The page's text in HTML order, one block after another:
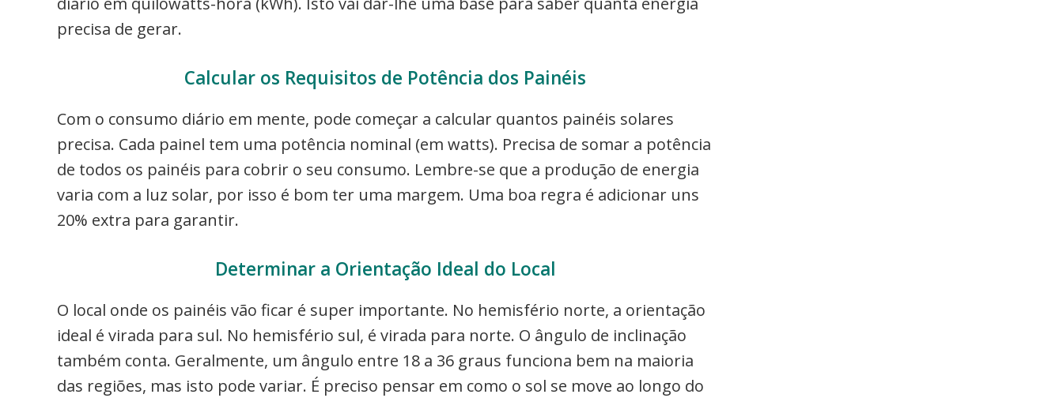
precisa de gerar.
Calcular os Requisitos de Potência dos Painéis
Com o consumo diário em mente, pode começar a calcular quantos painéis solares
precisa. Cada painel tem uma potência nominal (em watts). Precisa de somar a potência
de todos os painéis para cobrir o seu consumo. Lembre-se que a produção de energia
varia com a luz solar, por isso é bom ter uma margem. Uma boa regra é adicionar uns
20% extra para garantir.
Determinar a Orientação Ideal do Local
O local onde os painéis vão ficar é super importante. No hemisfério norte, a orientação
ideal é virada para sul. No hemisfério sul, é virada para norte. O ângulo de inclinação
também conta. Geralmente, um ângulo entre 18 a 36 graus funciona bem na maioria
das regiões, mas isto pode variar. É preciso pensar em como o sol se move ao longo do